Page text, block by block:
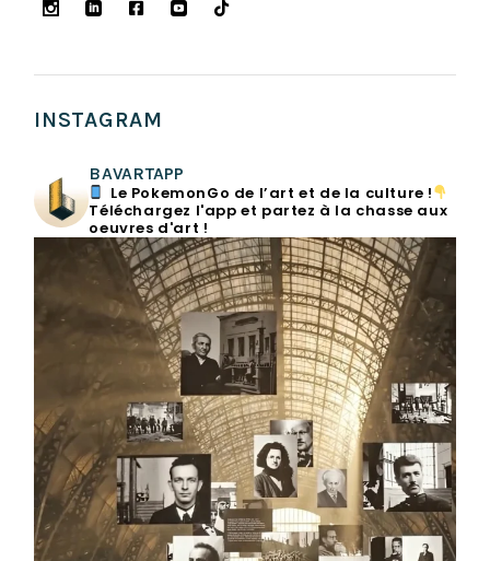
INSTAGRAM
BAVARTAPP
Le PokemonGo de l’art et de la culture !
Téléchargez l'app et partez à la chasse aux
oeuvres d'art !